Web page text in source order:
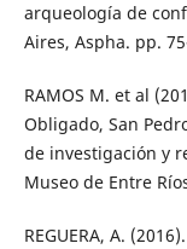
arqueología de
Aires, Aspha. pp.
RAMOS M. et al
Obligado, San
de investigación y
Museo de Entre
REGUERA, A.